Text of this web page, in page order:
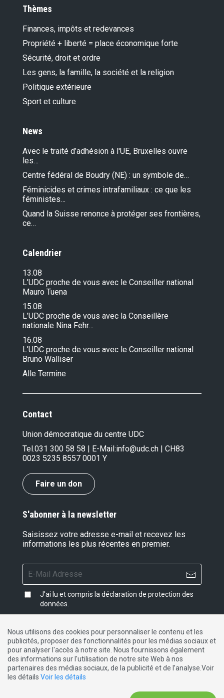
Thèmes
Finances, impôts et redevances
Propriété + liberté = place économique forte
Sécurité, droit et ordre
Les gens, la famille, la société et la religion
Politique extérieure
Sport et culture
News
Avec le traité d’adhésion à l'UE, Bruxelles ouvre
les…
Centre fédéral de Boudry (NE) : un symbole de…
Féminicides et crimes intrafamiliaux : ce que les
féministes…
Quand la Suisse renonce à protéger ses frontières,
ce…
Calendrier
13.08
L’UDC proche de vous avec le Conseiller national
Mauro Tuena
15.08
L’UDC proche de vous avec la Conseillère
nationale Nina Fehr…
16.08
L’UDC proche de vous avec le Conseiller national
Bruno Walliser
Alle Termine
Contact
Union démocratique du centre UDC
Tel.031 300 58 58 | E-Mail:info@udc.ch | CH83
0023 5235 8557 0001 Y
Faire un don
S'abonner à la newsletter
Saisissez votre adresse e-mail et recevez les
informations les plus récentes en premier.
J'ai lu et compris la déclaration de protection des
données
Impressum| Protection des données|Contact
DE FR IT
Nous utilisons des cookies pour personnaliser le contenu et les
publicités, proposer des fonctionnalités pour les médias sociaux et
pour analyser l'accès à notre site. Nous fournissons également
des informations sur l'utilisation de notre site Web à nos
partenaires des médias sociaux, de la publicité et de l’analyse.Voir
les détails Voir les détails